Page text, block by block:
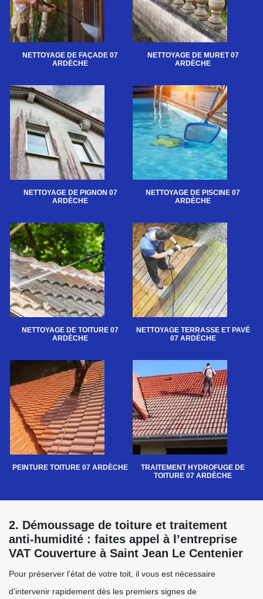
NETTOYAGE DE FAÇADE 07
ARDÈCHE
NETTOYAGE DE MURET 07
ARDÈCHE
NETTOYAGE DE PIGNON 07
ARDÈCHE
NETTOYAGE DE PISCINE 07
ARDÈCHE
NETTOYAGE DE TOITURE 07
ARDÈCHE
NETTOYAGE TERRASSE ET PAVÉ
07 ARDÈCHE
PEINTURE TOITURE 07 ARDÈCHE
TRAITEMENT HYDROFUGE DE
TOITURE 07 ARDÈCHE
2. Démoussage de toiture et traitement
anti-humidité : faites appel à l’entreprise
VAT Couverture à Saint Jean Le Centenier
Pour préserver l’état de votre toit, il vous est nécessaire
d’intervenir rapidement dès les premiers signes de